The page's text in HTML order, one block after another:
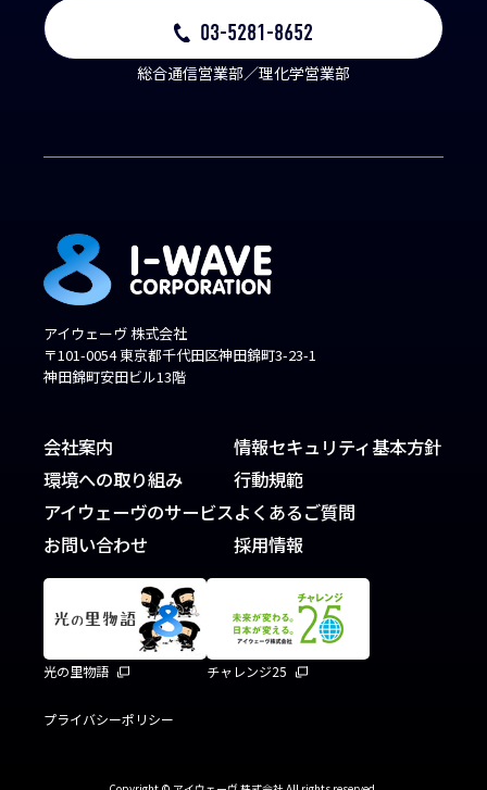
03-5281-8652
総合通信営業部／理化学営業部
アイウェーヴ 株式会社
〒101-0054 東京都千代田区神田錦町3-23-1
神田錦町安田ビル13階
会社案内
環境への取り組み
アイウェーヴのサービス
お問い合わせ
情報セキュリティ基本方針
行動規範
よくあるご質問
採用情報
光の里物語 チャレンジ25
プライバシーポリシー